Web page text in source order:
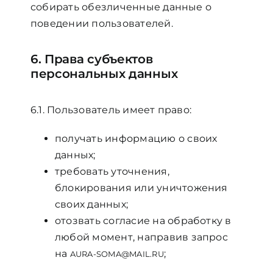
собирать обезличенные данные о
поведении пользователей.
6. Права субъектов
персональных данных
6.1. Пользователь имеет право:
получать информацию о своих
данных;
требовать уточнения,
блокирования или уничтожения
своих данных;
отозвать согласие на обработку в
любой момент, направив запрос
на AURA-SOMA@MAIL.RU;